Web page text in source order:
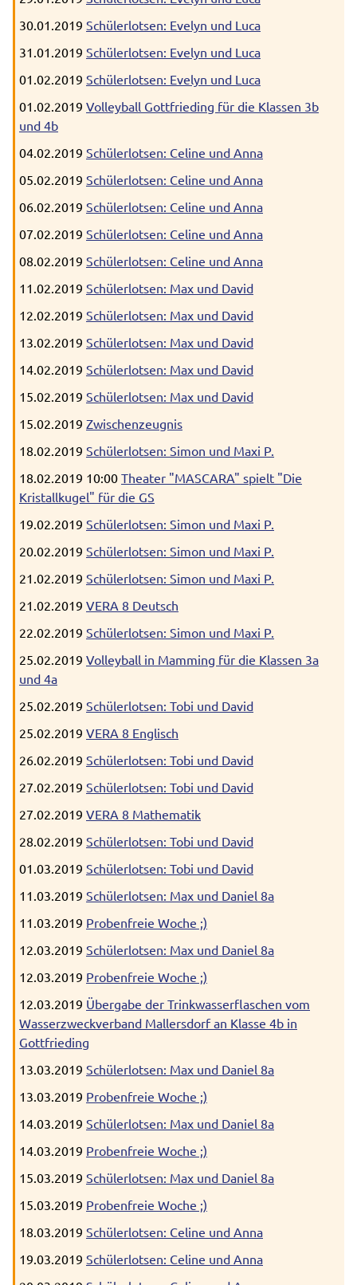
30.01.2019 Schülerlotsen: Evelyn und Luca
31.01.2019 Schülerlotsen: Evelyn und Luca
01.02.2019 Schülerlotsen: Evelyn und Luca
01.02.2019 Volleyball Gottfrieding für die Klassen 3b
und 4b
04.02.2019 Schülerlotsen: Celine und Anna
05.02.2019 Schülerlotsen: Celine und Anna
06.02.2019 Schülerlotsen: Celine und Anna
07.02.2019 Schülerlotsen: Celine und Anna
08.02.2019 Schülerlotsen: Celine und Anna
11.02.2019 Schülerlotsen: Max und David
12.02.2019 Schülerlotsen: Max und David
13.02.2019 Schülerlotsen: Max und David
14.02.2019 Schülerlotsen: Max und David
15.02.2019 Schülerlotsen: Max und David
15.02.2019 Zwischenzeugnis
18.02.2019 Schülerlotsen: Simon und Maxi P.
18.02.2019 10:00 Theater "MASCARA" spielt "Die
Kristallkugel" für die GS
19.02.2019 Schülerlotsen: Simon und Maxi P.
20.02.2019 Schülerlotsen: Simon und Maxi P.
21.02.2019 Schülerlotsen: Simon und Maxi P.
21.02.2019 VERA 8 Deutsch
22.02.2019 Schülerlotsen: Simon und Maxi P.
25.02.2019 Volleyball in Mamming für die Klassen 3a
und 4a
25.02.2019 Schülerlotsen: Tobi und David
25.02.2019 VERA 8 Englisch
26.02.2019 Schülerlotsen: Tobi und David
27.02.2019 Schülerlotsen: Tobi und David
27.02.2019 VERA 8 Mathematik
28.02.2019 Schülerlotsen: Tobi und David
01.03.2019 Schülerlotsen: Tobi und David
11.03.2019 Schülerlotsen: Max und Daniel 8a
11.03.2019 Probenfreie Woche ;)
12.03.2019 Schülerlotsen: Max und Daniel 8a
12.03.2019 Probenfreie Woche ;)
12.03.2019 Übergabe der Trinkwasserflaschen vom
Wasserzweckverband Mallersdorf an Klasse 4b in
Gottfrieding
13.03.2019 Schülerlotsen: Max und Daniel 8a
13.03.2019 Probenfreie Woche ;)
14.03.2019 Schülerlotsen: Max und Daniel 8a
14.03.2019 Probenfreie Woche ;)
15.03.2019 Schülerlotsen: Max und Daniel 8a
15.03.2019 Probenfreie Woche ;)
18.03.2019 Schülerlotsen: Celine und Anna
19.03.2019 Schülerlotsen: Celine und Anna